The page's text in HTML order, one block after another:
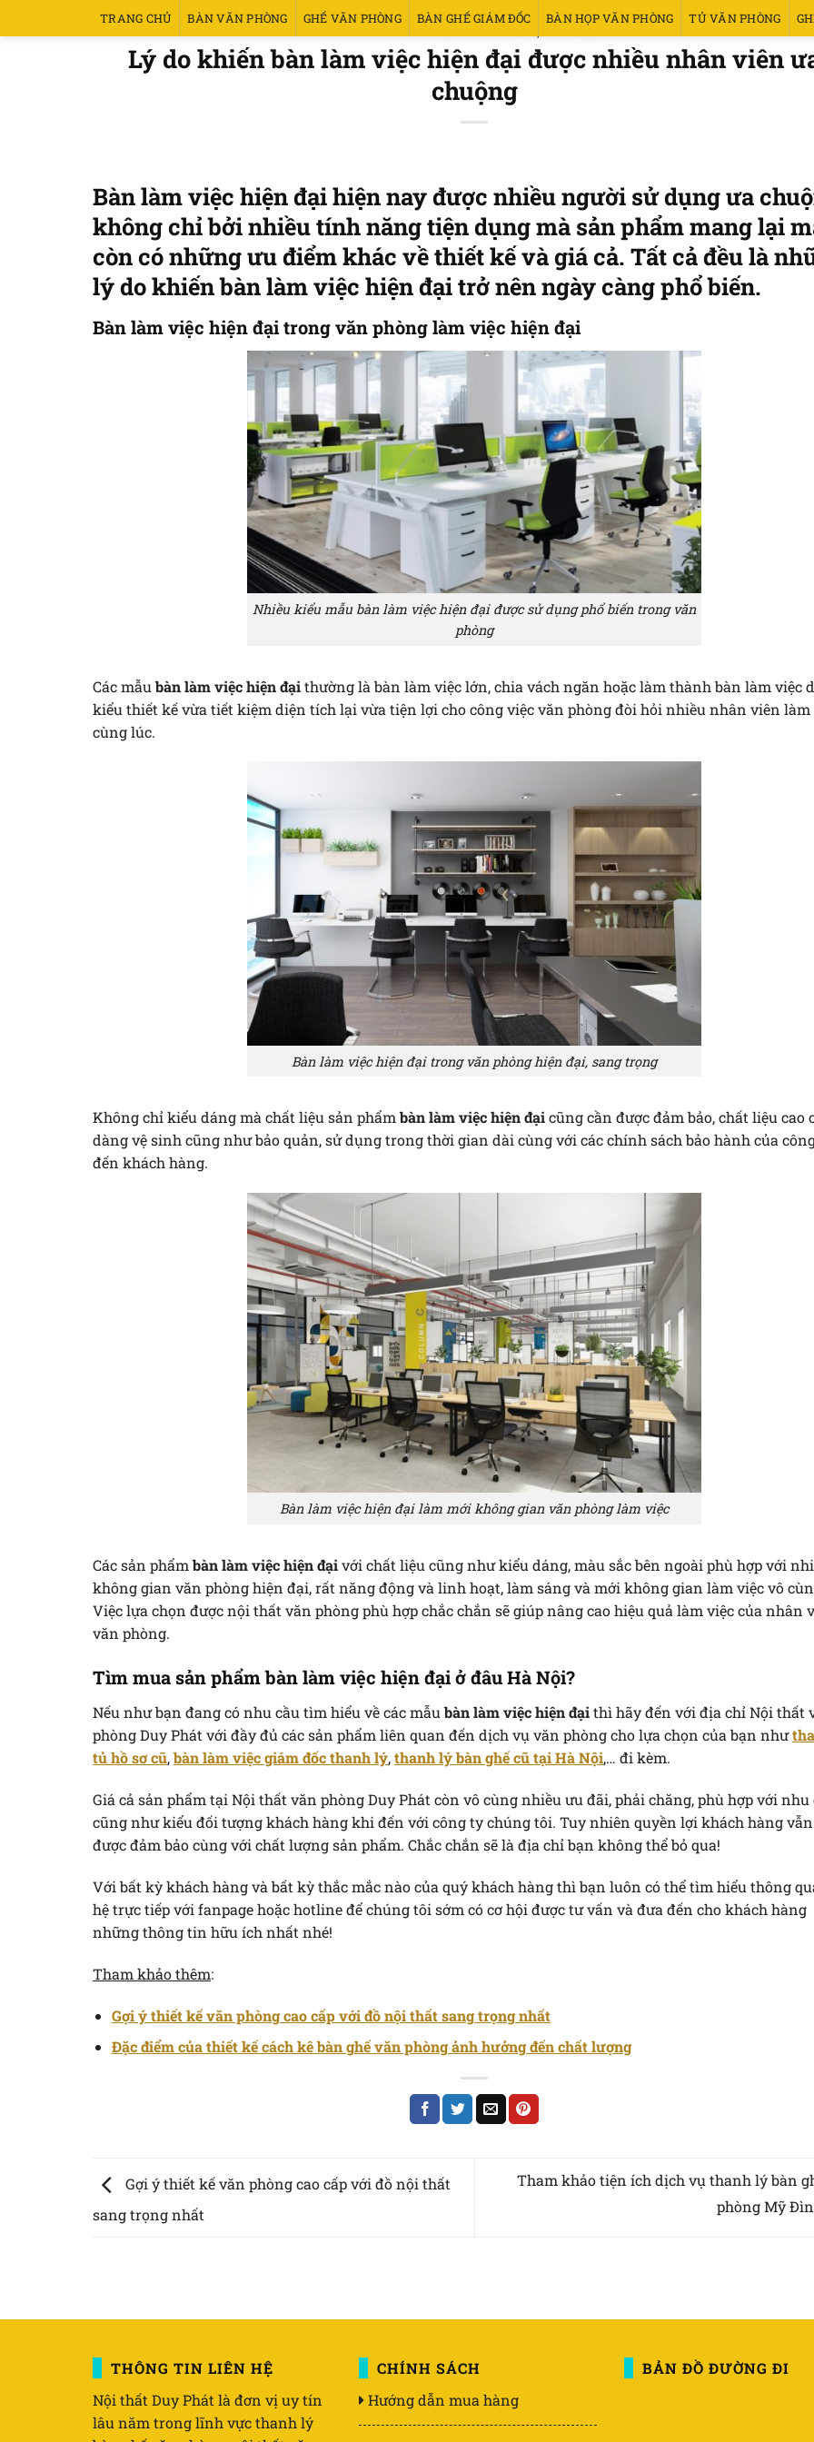
qua
TRANG CHỦ BÀN VĂN PHÒNG GHẾ VĂN PHÒNG BÀN GHẾ GIÁM ĐỐC BÀN HỌP VĂN PHÒNG TỦ VĂN PHÒNG
Lý do khiến bàn làm việc hiện đại được nhiều nhân viên
chuộng
Bàn làm việc hiện đại hiện nay được nhiều người sử dụng ưa
không chỉ bởi nhiều tính năng tiện dụng mà sản phẩm mang lại
còn có những ưu điểm khác về thiết kế và giá cả. Tất cả đều là
lý do khiến bàn làm việc hiện đại trở nên ngày càng phổ biến.
Bàn làm việc hiện đại trong văn phòng làm việc hiện đại
Nhiều kiểu mẫu bàn làm việc hiện đại được sử dụng phổ biến trong văn
phòng
Các mẫubàn làm việc hiện đạithường là bàn làm việc lớn, chia vách ngăn hoặc làm thành bàn làm việc
kiểu thiết kế vừa tiết kiệm diện tích lại vừa tiện lợi cho công việc văn phòng đòi hỏi nhiều nhân viên làm
cùng lúc.
Bàn làm việc hiện đại trong văn phòng hiện đại, sang trọng
Không chỉ kiểu dáng mà chất liệu sản phẩmbàn làm việc hiện đạicũng cần được đảm bảo, chất liệu cao
dàng vệ sinh cũng như bảo quản, sử dụng trong thời gian dài cùng với các chính sách bảo hành của
đến khách hàng.
Bàn làm việc hiện đại làm mới không gian văn phòng làm việc
Các sản phẩmbàn làm việc hiện đạivới chất liệu cũng như kiểu dáng, màu sắc bên ngoài phù hợp với
không gian văn phòng hiện đại, rất năng động và linh hoạt, làm sáng và mới không gian làm việc vô
Việc lựa chọn được nội thất văn phòng phù hợp chắc chắn sẽ giúp nâng cao hiệu quả làm việc của nhân
văn phòng.
Tìm mua sản phẩm bàn làm việc hiện đại ở đâu Hà Nội?
Nếu như bạn đang có nhu cầu tìm hiểu về các mẫubàn làm việc hiện đạithì hãy đến với địa chỉ Nội thất
phòng Duy Phát với đầy đủ các sản phẩm liên quan đến dịch vụ văn phòng cho lựa chọn của bạn như
tủ hồ sơ cũ,bàn làm việc giám đốc thanh lý,thanh lý bàn ghế cũ tại Hà Nội,… đi kèm.
Giá cả sản phẩm tại Nội thất văn phòng Duy Phát còn vô cùng nhiều ưu đãi, phải chăng, phù hợp với nhu
cũng như kiểu đối tượng khách hàng khi đến với công ty chúng tôi. Tuy nhiên quyền lợi khách hàng
được đảm bảo cùng với chất lượng sản phẩm. Chắc chắn sẽ là địa chỉ bạn không thể bỏ qua!
Với bất kỳ khách hàng và bất kỳ thắc mắc nào của quý khách hàng thì bạn luôn có thể tìm hiểu thông
hệ trực tiếp với fanpage hoặc hotline để chúng tôi sớm có cơ hội được tư vấn và đưa đến cho khách hàng
những thông tin hữu ích nhất nhé!
Tham khảo thêm:
Gợi ý thiết kế văn phòng cao cấp với đồ nội thất sang trọng nhất
Đặc điểm của thiết kế cách kê bàn ghế văn phòng ảnh hưởng đến chất lượng
Gợi ý thiết kế văn phòng cao cấp với đồ nội thất
sang trọng nhất
Tham khảo tiện ích dịch vụ thanh lý bàn
phòng Mỹ
THÔNG TIN LIÊN HỆ
Nội thất Duy Phát là đơn vị uy tín
lâu năm trong lĩnh vực thanh lý
CHÍNH SÁCH
Hướng dẫn mua hàng
BẢN ĐỒ ĐƯỜNG ĐI